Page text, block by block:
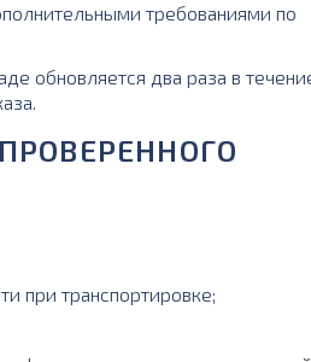
требованиями по
обновляется два раза в
при транспортировке;